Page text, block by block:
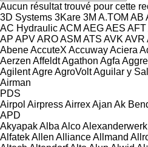
Aucun résultat trouvé pour cette
3D Systems 3Kare 3M A.TOM AB
AC HydraulicACM AEGAES AFT
AP APVAROASM ATS AVK AVR
AbeneAccuteX AccuwayAciera
Aerzen AffeldtAgathon Agfa
AgilentAgreAgroVoltAguilar y
Airman
PDS
Airpol AirpressAirrexAjan Ak
APD
AkyapakAlba AlcoAlexanderwerk
AlfatekAllen AllianceAllmand